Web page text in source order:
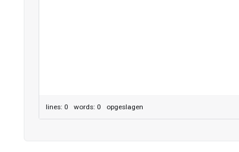
lines: 0 words: 0 opgeslagen